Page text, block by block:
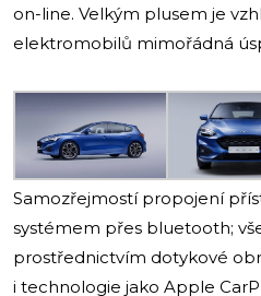
on-line. Velkým plusem je
elektromobilů mimořádná
Samozřejmostí propojení
systémem přes bluetooth;
prostřednictvím dotykové
i technologie jako Apple